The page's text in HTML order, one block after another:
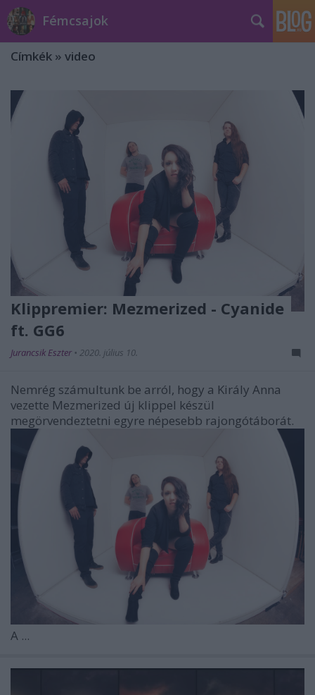
Fémcsajok
Címkék » video
Klippremier: Mezmerized - Cyanide
ft. GG6
Jurancsik Eszter • 2020. július 10.
Nemrég számultunk be arról, hogy a Király Anna
vezette Mezmerized új klippel készül
megörvendeztetni egyre népesebb rajongótáborát.
A ...